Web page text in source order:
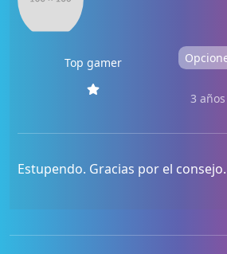
Top gamer
3
Estupendo. Gracias por el consejo.